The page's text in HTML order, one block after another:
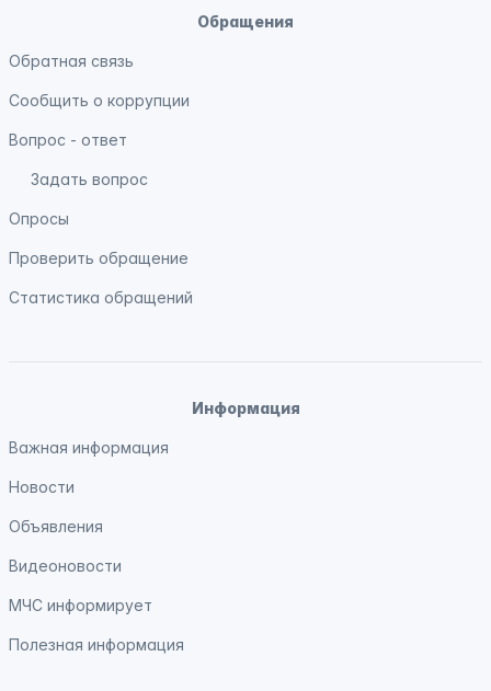
Обращения
Обратная связь
Сообщить о коррупции
Вопрос - ответ
Задать вопрос
Опросы
Проверить обращение
Статистика обращений
Информация
Важная информация
Новости
Объявления
Видеоновости
МЧС информирует
Полезная информация